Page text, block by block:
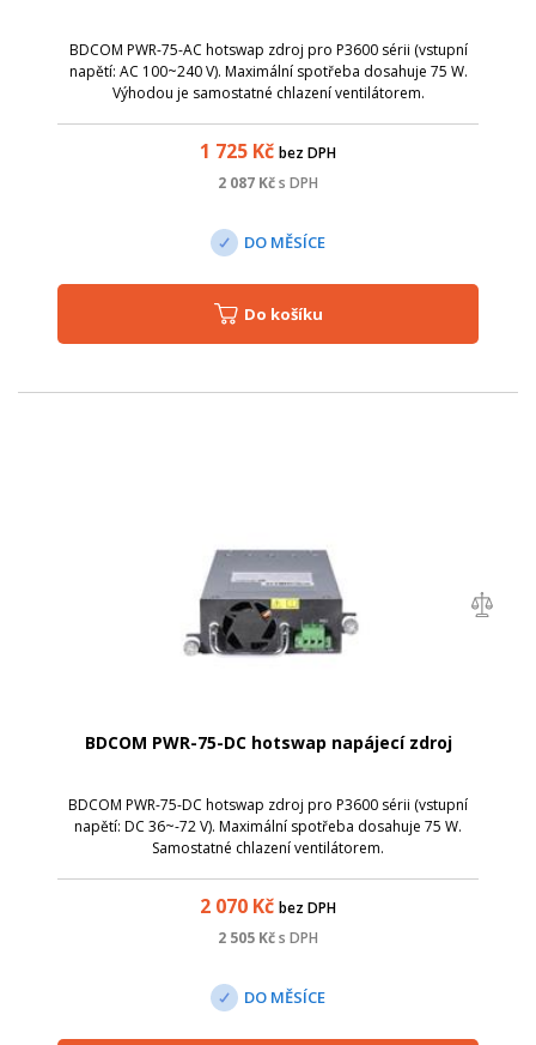
BDCOM PWR-75-AC hotswap zdroj pro P3600 sérii (vstupní
napětí: AC 100~240 V). Maximální spotřeba dosahuje 75 W.
Výhodou je samostatné chlazení ventilátorem.
1 725 Kč bez DPH
2 087 Kčs DPH
DO MĚSÍCE
Do košíku
BDCOM PWR-75-DC hotswap napájecí zdroj
BDCOM PWR-75-DC hotswap zdroj pro P3600 sérii (vstupní
napětí: DC 36~-72 V). Maximální spotřeba dosahuje 75 W.
Samostatné chlazení ventilátorem.
2 070 Kč bez DPH
2 505 Kčs DPH
DO MĚSÍCE